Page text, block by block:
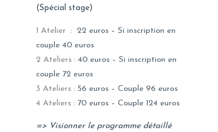
(Spécial stage)
1 Atelier : 22 euros – Si inscription en
couple 40 euros
2 Ateliers : 40 euros – Si inscription en
couple 72 euros
3 Ateliers : 56 euros – Couple 96 euros
4 Ateliers : 70 euros – Couple 124 euros
=> Visionner le programme détaillé